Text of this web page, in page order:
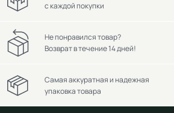
с каждой покупки
Не понравился товар?
Возврат в течение 14 дней!
Самая аккуратная и надежная
упаковка товара